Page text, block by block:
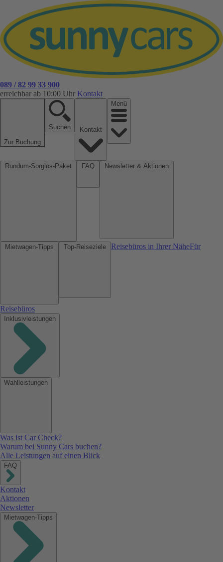
089 / 82 99 33 900
erreichbar ab 10:00 Uhr Kontakt
Zur Buchung
Suchen
Menü
Reisebüros in Ihrer NäheFür
Reisebüros
Inklusivleistungen
Wahlleistungen
Was ist Car Check?
Warum bei Sunny Cars buchen?
Alle Leistungen auf einen Blick
FAQ
Kontakt
Aktionen
Newsletter
Mietwagen-Tipps